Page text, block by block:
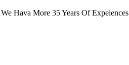
We Hava More 35 Years Of Expeiences